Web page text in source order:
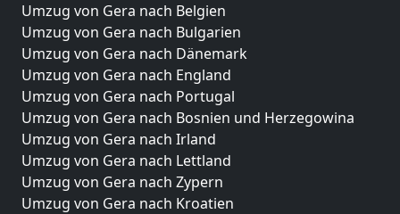
Umzug von Gera nach Belgien
Umzug von Gera nach Bulgarien
Umzug von Gera nach Dänemark
Umzug von Gera nach England
Umzug von Gera nach Portugal
Umzug von Gera nach Bosnien und Herzegowina
Umzug von Gera nach Irland
Umzug von Gera nach Lettland
Umzug von Gera nach Zypern
Umzug von Gera nach Kroatien